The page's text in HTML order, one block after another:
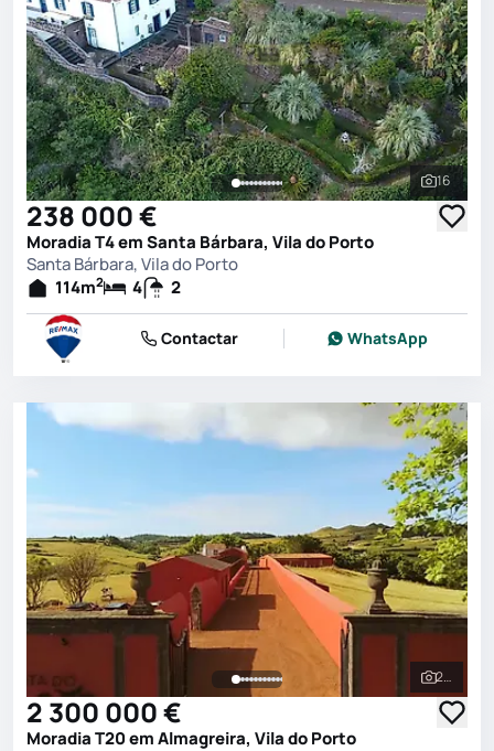
Ver
16
238 000 €
Moradia T4 em Santa Bárbara, Vila do Porto
Santa Bárbara, Vila do Porto
114m2 4 2
Contactar WhatsApp
Ver
221
2 300 000 €
Moradia T20 em Almagreira, Vila do Porto